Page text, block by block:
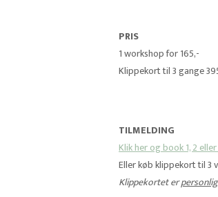
PRIS
1 workshop for 165,-
Klippekort til 3 gange
TILMELDING
Klik her og book 1, 2
Eller køb klippekort til 3
Klippekortet er